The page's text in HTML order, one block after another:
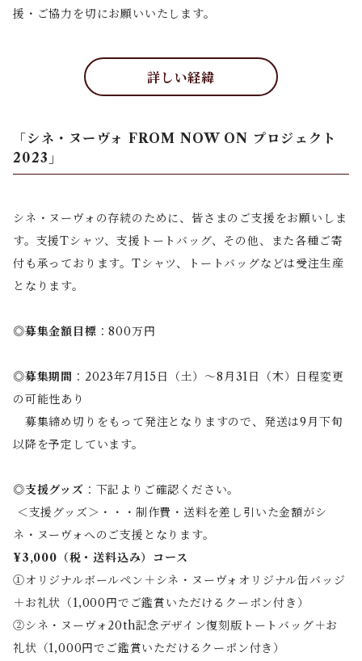
援・ご協力を切にお願いいたします。
詳しい経緯
「シネ・ヌーヴォ FROM NOW ON プロジェクト
2023」
シネ・ヌーヴォの存続のために、皆さまのご支援をお願いしま
す。支援Tシャツ、支援トートバッグ、その他、また各種ご寄
付も承っております。Tシャツ、トートバッグなどは受注生産
となります。
◎募集金額目標 ：800万円
◎募集期間 ：2023年7月15日（土）〜8月31日（木）日程変更
の可能性あり
募集締め切りをもって発注となりますので、発送は9月下旬
以降を予定しています。
◎支援グッズ ：下記よりご確認ください。
＜支援グッズ＞・・・制作費・送料を差し引いた金額がシ
ネ・ヌーヴォへのご支援となります。
¥3,000（税・送料込み）コース
①オリジナルボールペン＋シネ・ヌーヴォオリジナル缶バッジ
＋お礼状（1,000円でご鑑賞いただけるクーポン付き）
②シネ・ヌーヴォ20th記念デザイン復刻版トートバッグ＋お
礼状（1,000円でご鑑賞いただけるクーポン付き）